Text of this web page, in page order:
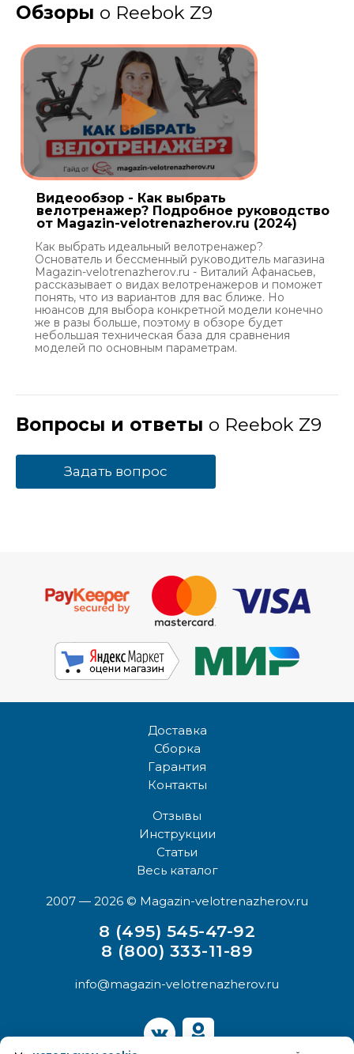
Обзоры о Reebok Z9
Видеообзор - Как выбрать
велотренажер? Подробное руководство
от Magazin-velotrenazherov.ru (2024)
Как выбрать идеальный велотренажер?
Основатель и бессменный руководитель магазина
Magazin-velotrenazherov.ru - Виталий Афанасьев,
рассказывает о видах велотренажеров и поможет
понять, что из вариантов для вас ближе. Но
нюансов для выбора конкретной модели конечно
же в разы больше, поэтому в обзоре будет
небольшая техническая база для сравнения
моделей по основным параметрам.
Вопросы и ответы о Reebok Z9
Задать вопрос
Доставка
Сборка
Гарантия
Контакты
Отзывы
Инструкции
Статьи
Весь каталог
2007 — 2026 © Magazin-velotrenazherov.ru
8 (495) 545-47-92
8 (800) 333-11-89
info@magazin-velotrenazherov.ru